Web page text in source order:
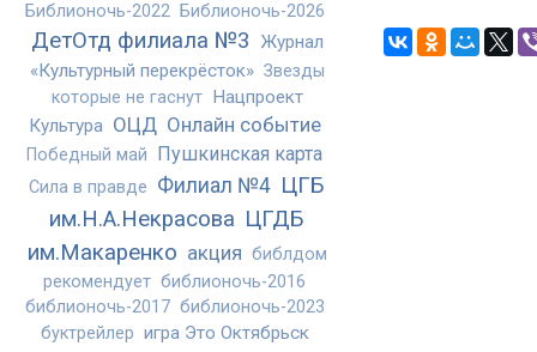
Библионочь-2022
Библионочь-2026
ДетОтд филиала №3
Журнал
«Культурный перекрёсток» Звезды
которые не гаснут Нацпроект
Культура ОЦД Онлайн событие
Победный май Пушкинская карта
Сила в правде Филиал №4 ЦГБ
им.Н.А.Некрасова ЦГДБ
им.Макаренко акция библдом
рекомендует библионочь-2016
библионочь-2017 библионочь-2023
буктрейлер игра Это Октябрьск